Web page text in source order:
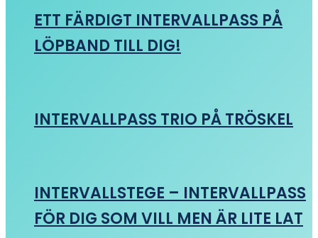
ETT FÄRDIGT INTERVALLPASS PÅ
LÖPBAND TILL DIG!
INTERVALLPASS TRIO PÅ TRÖSKEL
INTERVALLSTEGE – INTERVALLPASS
FÖR DIG SOM VILL MEN ÄR LITE LAT